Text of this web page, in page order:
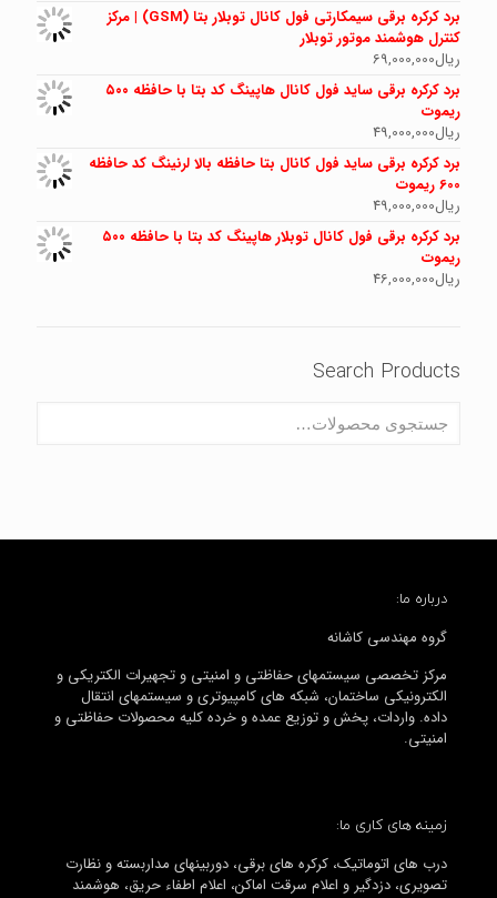
برد کرکره برقی سیمکارتی فول کانال توبلار بتا (GSM) | مرکز
کنترل هوشمند موتور توبلار
ریال69,000,000
برد کرکره برقی ساید فول کانال هاپینگ کد بتا با حافظه ۵۰۰
ریموت
ریال49,000,000
برد کرکره برقی ساید فول کانال بتا حافظه بالا لرنینگ کد حافظه
600 ریموت
ریال49,000,000
برد کرکره برقی فول کانال توبلار هاپینگ کد بتا با حافظه ۵۰۰
ریموت
ریال46,000,000
Search Products
درباره ما:
گروه مهندسی کاشانه
مرکز تخصصی سیستمهای حفاظتی و امنیتی و تجهیرات الکتریکی و
الکترونیکی ساختمان، شبکه های کامپیوتری و سیستمهای انتقال
داده. واردات، پخش و توزیع عمده و خرده کلیه محصولات حفاظتی و
امنیتی.
زمینه های کاری ما:
درب های اتوماتیک، کرکره های برقی، دوربینهای مداربسته و نظارت
تصویری، دزدگیر و اعلام سرقت اماکن، اعلام اطفاء حریق، هوشمند